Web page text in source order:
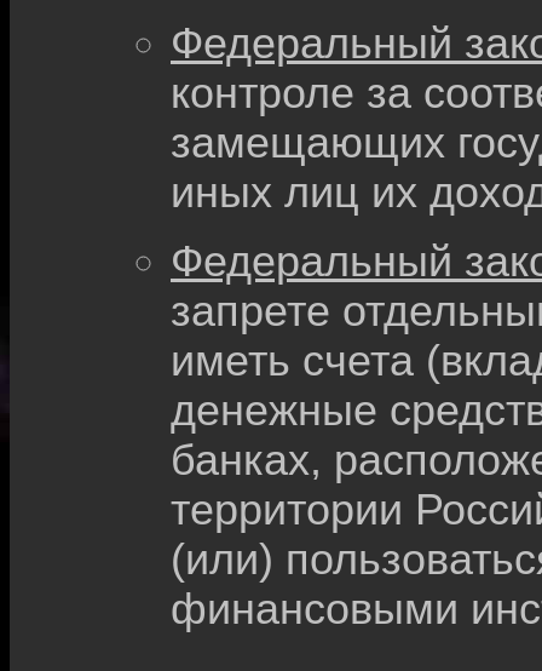
Федеральный
контроле за
замещающих
иных лиц их
Федеральный
запрете
иметь счета
денежные
банках,
территории
(или)
финансовыми